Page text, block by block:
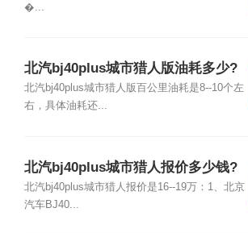
�...
北汽bj40plus城市猎人版油耗多少?
北汽bj40plus城市猎人版百公里油耗是8--10个左
右，具体油耗还...
北汽bj40plus城市猎人报价多少钱?
北汽bj40plus城市猎人报价是16--19万：1、北京
汽车BJ40...